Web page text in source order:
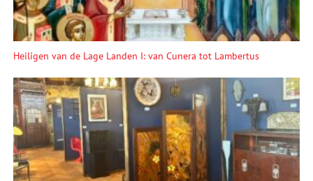
Heiligen van de Lage Landen I: van Cunera tot Lambertus